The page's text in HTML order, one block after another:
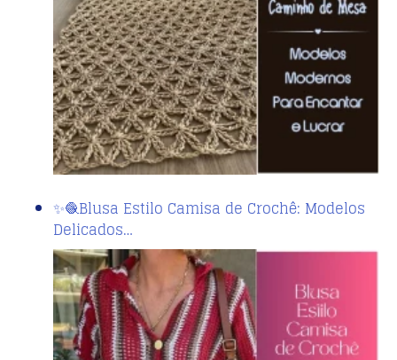
✨🧶Blusa Estilo Camisa de Crochê: Modelos
Delicados…